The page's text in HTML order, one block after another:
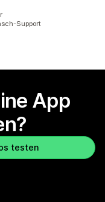
Support
App
testen